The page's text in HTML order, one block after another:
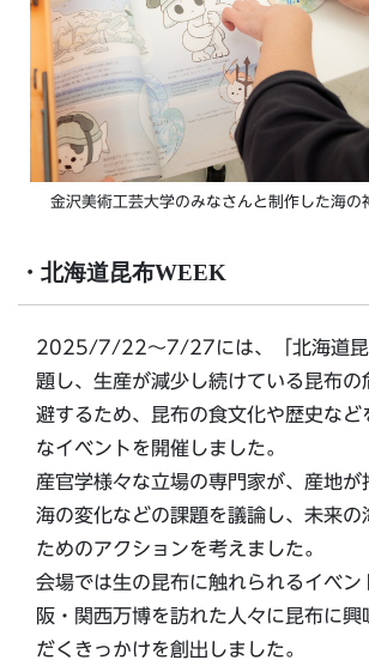
金沢美術工芸大学のみなさんと制作した海の
・北海道昆布WEEK
2025/7/22～7/27には、「北海道昆
題し、生産が減少し続けている昆布の
避するため、昆布の食文化や歴史など
なイベントを開催しました。
産官学様々な立場の専門家が、産地が
海の変化などの課題を議論し、未来の
ためのアクションを考えました。
会場では生の昆布に触れられるイベン
阪・関西万博を訪れた人々に昆布に興
だくきっかけを創出しました。